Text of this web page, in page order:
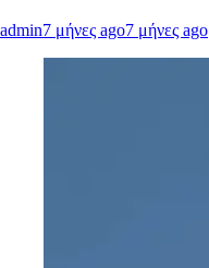
admin7 μήνες ago7 μήνες ago